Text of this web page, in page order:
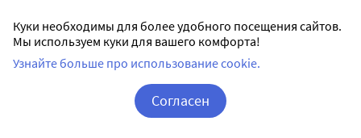
Aqua, Hydrolyzed Lupine Protein (ANAGELINE®), Glycerin,
PEG-40 Hydrogenated Castor Oil,
Keratin (кератин), Caffeine (кофеин), Hydrolyzed Collagen
Extract (экстракт хмеля), Retinyl Palmitate (витамин
A),Urtica Dioica (Nettle) Leaf Extract (экстракт крапивы),
Куки необходимы для более удобного посещения сайтов.
Мы используем куки для вашего комфорта!
Узнайте больше про использование cookie.
Согласен